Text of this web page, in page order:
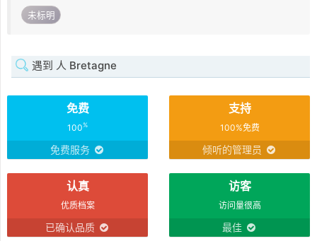
未标明
遇到 人 Bretagne
免费
100%
免费服务
支持
100%免费
倾听的管理员
认真
优质档案
已确认品质
访客
访问量很高
最佳